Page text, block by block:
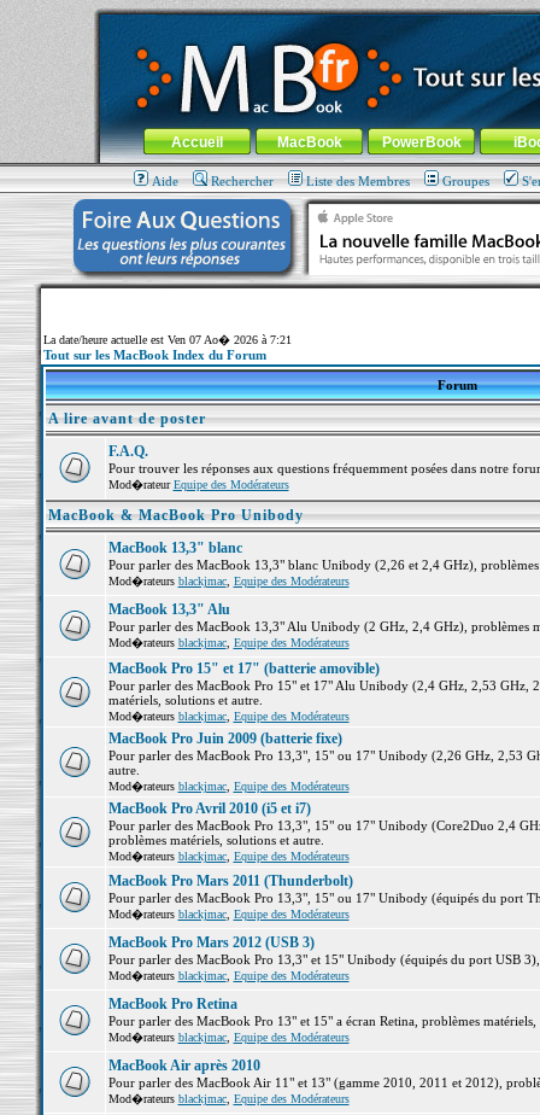
MacBook-fr.com : 100% Apple... 100% nomade !
Aller au contenu-Aller au menu général-Aller au menu de
Menu général
Accueil MacBook PowerBook
Aide Rechercher Liste des Membres Groupes
La date/heure actuelle est Ven 07 Ao� 2026 à 7:21
Tout sur les MacBook Index du Forum
Forum
A lire avant de poster
F.A.Q.
Pour trouver les réponses aux questions fréquemment posées dans notre
Mod�rateurEquipe des Modérateurs
MacBook & MacBook Pro Unibody
MacBook 13,3" blanc
Pour parler des MacBook 13,3" blanc Unibody (2,26 et 2,4 GHz),
Mod�rateurs blackjmac, Equipe des Modérateurs
MacBook 13,3" Alu
Pour parler des MacBook 13,3" Alu Unibody (2 GHz, 2,4 GHz), problèmes
Mod�rateurs blackjmac, Equipe des Modérateurs
MacBook Pro 15" et 17" (batterie amovible)
Pour parler des MacBook Pro 15" et 17" Alu Unibody (2,4 GHz, 2,53 GHz,
matériels, solutions et autre.
Mod�rateurs blackjmac, Equipe des Modérateurs
MacBook Pro Juin 2009 (batterie fixe)
Pour parler des MacBook Pro 13,3", 15" ou 17" Unibody (2,26 GHz, 2,53
autre.
Mod�rateurs blackjmac, Equipe des Modérateurs
MacBook Pro Avril 2010 (i5 et i7)
Pour parler des MacBook Pro 13,3", 15" ou 17" Unibody (Core2Duo 2,4
problèmes matériels, solutions et autre.
Mod�rateurs blackjmac, Equipe des Modérateurs
MacBook Pro Mars 2011 (Thunderbolt)
Pour parler des MacBook Pro 13,3", 15" ou 17" Unibody (équipés du port
Mod�rateurs blackjmac, Equipe des Modérateurs
MacBook Pro Mars 2012 (USB 3)
Pour parler des MacBook Pro 13,3" et 15" Unibody (équipés du port USB
Mod�rateurs blackjmac, Equipe des Modérateurs
MacBook Pro Retina
Pour parler des MacBook Pro 13" et 15" a écran Retina, problèmes matériels,
Mod�rateurs blackjmac, Equipe des Modérateurs
MacBook Air après 2010
Pour parler des MacBook Air 11" et 13" (gamme 2010, 2011 et 2012),
Mod�rateurs blackjmac, Equipe des Modérateurs